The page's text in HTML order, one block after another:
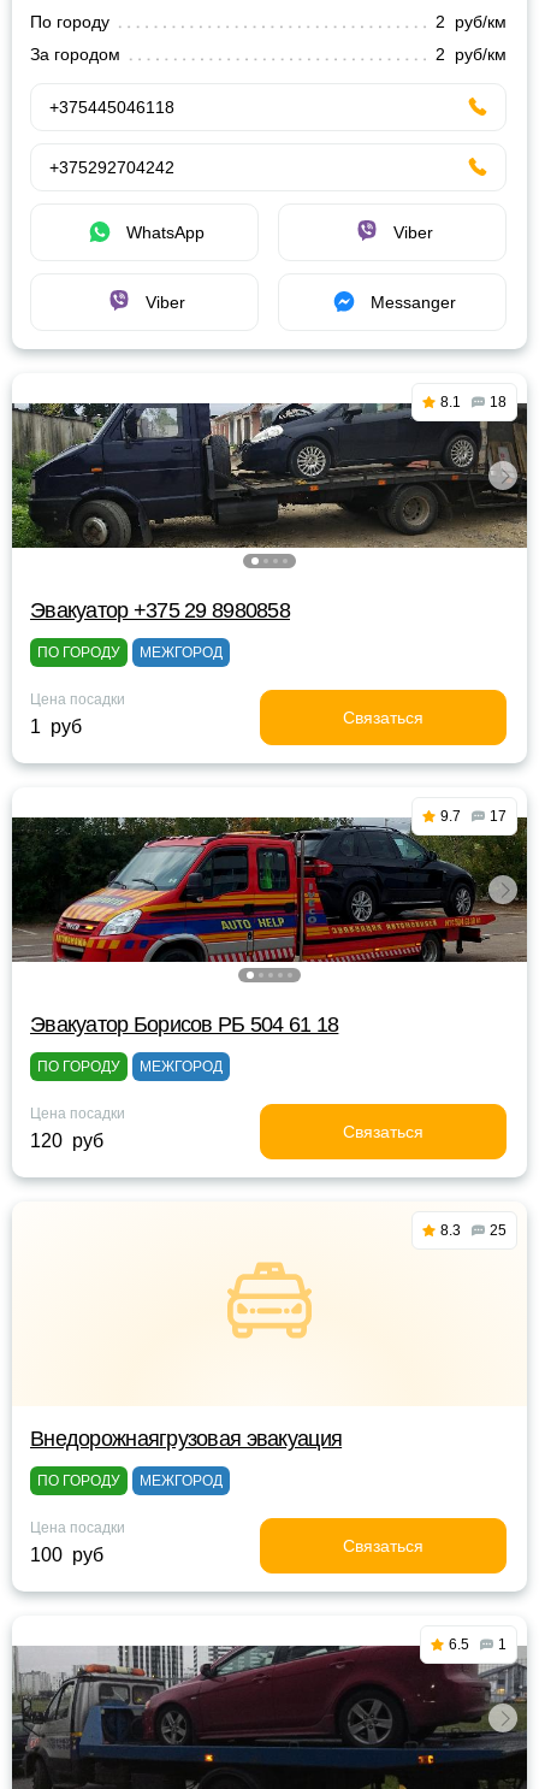
По городу
2 руб/км
За городом
2 руб/км
+375445046118
+375292704242
WhatsApp Viber
Viber Messanger
8.1 18
Эвакуатор +375 29 8980858
ПО ГОРОДУ МЕЖГОРОД
Цена посадки
1 руб Связаться
9.7 17
Эвакуатор Борисов РБ 504 61 18
ПО ГОРОДУ МЕЖГОРОД
Цена посадки
120 руб Связаться
8.3 25
Внедорожнаягрузовая эвакуация
ПО ГОРОДУ МЕЖГОРОД
Цена посадки
100 руб Связаться
6.5 1